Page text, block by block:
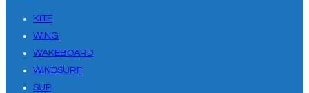
KITE
WING
WAKEBOARD
WINDSURF
SUP